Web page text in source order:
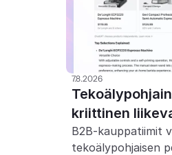
7.8.2026
kriittinen
B2B-kauppatiimit
tekoälypohjaisen